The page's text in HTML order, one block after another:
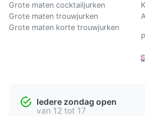
Grote maten cocktailjurken
Grote maten trouwjurken
Grote maten korte trouwjurken
Iedere zondag open
van 12 tot 17